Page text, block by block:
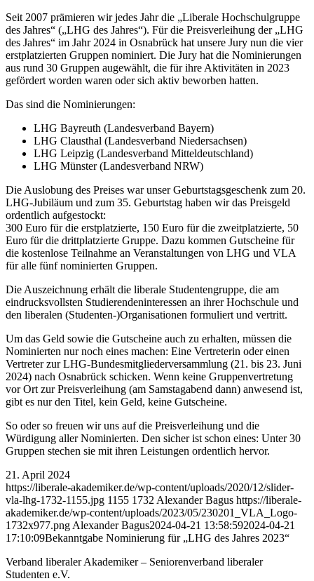
Seit 2007 prämieren wir jedes Jahr die „Liberale Hochschulgruppe
des Jahres“ („LHG des Jahres“). Für die Preisverleihung der „LHG
des Jahres“ im Jahr 2024 in Osnabrück hat unsere Jury nun die vier
erstplatzierten Gruppen nominiert. Die Jury hat die Nominierungen
aus rund 30 Gruppen augewählt, die für ihre Aktivitäten in 2023
gefördert worden waren oder sich aktiv beworben hatten.
Das sind die Nominierungen:
LHG Bayreuth (Landesverband Bayern)
LHG Clausthal (Landesverband Niedersachsen)
LHG Leipzig (Landesverband Mitteldeutschland)
LHG Münster (Landesverband NRW)
Die Auslobung des Preises war unser Geburtstagsgeschenk zum 20.
LHG-Jubiläum und zum 35. Geburtstag haben wir das Preisgeld
ordentlich aufgestockt:
300 Euro für die erstplatzierte, 150 Euro für die zweitplatzierte, 50
Euro für die drittplatzierte Gruppe. Dazu kommen Gutscheine für
die kostenlose Teilnahme an Veranstaltungen von LHG und VLA
für alle fünf nominierten Gruppen.
Die Auszeichnung erhält die liberale Studentengruppe, die am
eindrucksvollsten Studierendeninteressen an ihrer Hochschule und
den liberalen (Studenten-)Organisationen formuliert und vertritt.
Um das Geld sowie die Gutscheine auch zu erhalten, müssen die
Nominierten nur noch eines machen: Eine Vertreterin oder einen
Vertreter zur LHG-Bundesmitgliederversammlung (21. bis 23. Juni
2024) nach Osnabrück schicken. Wenn keine Gruppenvertretung
vor Ort zur Preisverleihung (am Samstagabend dann) anwesend ist,
gibt es nur den Titel, kein Geld, keine Gutscheine.
So oder so freuen wir uns auf die Preisverleihung und die
Würdigung aller Nominierten. Den sicher ist schon eines: Unter 30
Gruppen stechen sie mit ihren Leistungen ordentlich hervor.
21. April 2024
https://liberale-akademiker.de/wp-content/uploads/2020/12/slider-
vla-lhg-1732-1155.jpg 1155 1732 Alexander Bagus https://liberale-
akademiker.de/wp-content/uploads/2023/05/230201_VLA_Logo-
1732x977.png Alexander Bagus2024-04-21 13:58:592024-04-21
17:10:09Bekanntgabe Nominierung für „LHG des Jahres 2023“
Verband liberaler Akademiker – Seniorenverband liberaler
Studenten e.V.